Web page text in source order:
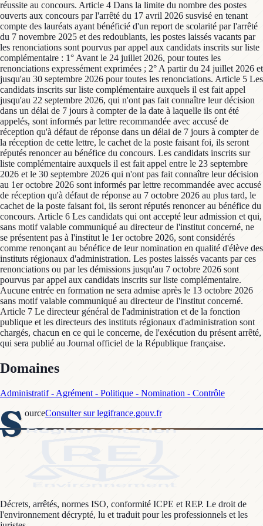
réussite au concours. Article 4 Dans la limite du nombre des postes
ouverts aux concours par l'arrêté du 17 avril 2026 susvisé en tenant
compte des lauréats ayant bénéficié d'un report de scolarité par l'arrêté
du 7 novembre 2025 et des redoublants, les postes laissés vacants par
les renonciations sont pourvus par appel aux candidats inscrits sur liste
complémentaire : 1° Avant le 24 juillet 2026, pour toutes les
renonciations expressément exprimées ; 2° A partir du 24 juillet 2026 et
jusqu'au 30 septembre 2026 pour toutes les renonciations. Article 5 Les
candidats inscrits sur liste complémentaire auxquels il est fait appel
jusqu'au 22 septembre 2026, qui n'ont pas fait connaître leur décision
dans un délai de 7 jours à compter de la date à laquelle ils ont été
appelés, sont informés par lettre recommandée avec accusé de
réception qu'à défaut de réponse dans un délai de 7 jours à compter de
la réception de cette lettre, le cachet de la poste faisant foi, ils seront
réputés renoncer au bénéfice du concours. Les candidats inscrits sur
liste complémentaire auxquels il est fait appel entre le 23 septembre
2026 et le 30 septembre 2026 qui n'ont pas fait connaître leur décision
au 1er octobre 2026 sont informés par lettre recommandée avec accusé
de réception qu'à défaut de réponse au 7 octobre 2026 au plus tard, le
cachet de la poste faisant foi, ils seront réputés renoncer au bénéfice du
concours. Article 6 Les candidats qui ont accepté leur admission et qui,
sans motif valable communiqué au directeur de l'institut concerné, ne
se présentent pas à l'institut le 1er octobre 2026, sont considérés
comme renonçant au bénéfice de leur nomination en qualité d'élève des
instituts régionaux d'administration. Les postes laissés vacants par ces
renonciations ou par les démissions jusqu'au 7 octobre 2026 sont
pourvus par appel aux candidats inscrits sur liste complémentaire.
Aucune entrée en formation ne sera admise après le 13 octobre 2026
sans motif valable communiqué au directeur de l'institut concerné.
Article 7 Le directeur général de l'administration et de la fonction
publique et les directeurs des instituts régionaux d'administration sont
chargés, chacun en ce qui le concerne, de l'exécution du présent arrêté,
qui sera publié au Journal officiel de la République française.
Domaines
Administratif - Agrément - Politique - Nomination - Contrôle
S ourceConsulter sur legifrance.gouv.fr
Décrets, arrêtés, normes ISO, conformité ICPE et REP. Le droit de
l'environnement décrypté, lu et traduit pour les professionnels et les